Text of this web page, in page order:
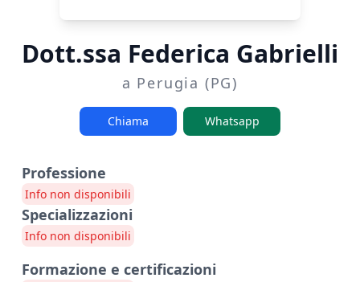
Dott.ssa Federica Gabrielli
a Perugia (PG)
Chiama Whatsapp
Professione
Info non disponibili
Specializzazioni
Info non disponibili
Formazione e certificazioni